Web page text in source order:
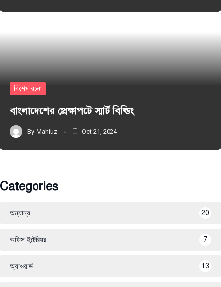
বিশেষ রচনা
বাংলাদেশের প্রেক্ষাপটে স্মার্ট বিল্ডিং
By Mahfuz Oct 21, 2024
Categories
অন্যান্য 20
অফিস ইন্টেরিয়র 7
অ্যাওয়ার্ড 13